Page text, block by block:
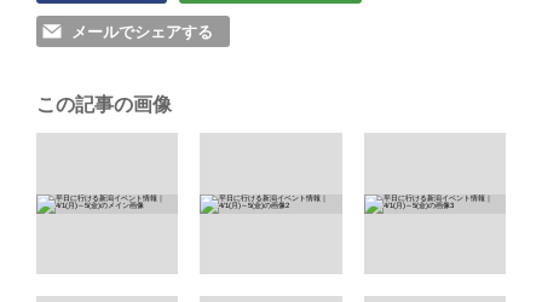
メールでシェアする
この記事の画像